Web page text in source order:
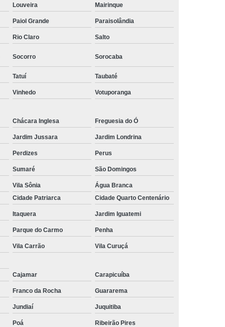
Louveira Mairinque
Paiol Grande Paraisolândia
Rio Claro Salto
Socorro Sorocaba
Tatuí Taubaté
Vinhedo Votuporanga
Chácara Inglesa Freguesia do Ó
Jardim Jussara Jardim Londrina
Perdizes Perus
Sumaré São Domingos
Vila Sônia
Água Branca
Cidade Patriarca Cidade Quarto Centenário
Itaquera Jardim Iguatemi
Parque do Carmo Penha
Vila Carrão Vila Curuçá
Cajamar Carapicuíba
Franco da Rocha Guararema
Jundiaí Juquitiba
Poá Ribeirão Pires